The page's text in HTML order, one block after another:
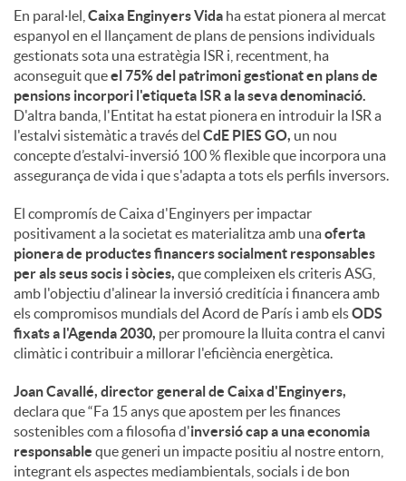
En paral·lel, Caixa Enginyers Vida ha estat pionera al mercat
espanyol en el llançament de plans de pensions individuals
gestionats sota una estratègia ISR i, recentment, ha
aconseguit queel 75% del patrimoni gestionat en plans de
pensions incorpori l'etiqueta ISR a la seva denominació.
D'altra banda, l'Entitat ha estat pionera en introduir la ISR a
l'estalvi sistemàtic a través del CdE PIES GO, un nou
concepte d’estalvi-inversió 100 % flexible que incorpora una
assegurança de vida i que s'adapta a tots els perfils inversors.
El compromís de Caixa d'Enginyers per impactar
positivament a la societat es materialitza amb unaoferta
pionera de productes financers socialment responsables
per als seus socis i sòcies, que compleixen els criteris ASG,
amb l'objectiu d'alinear la inversió creditícia i financera amb
els compromisos mundials del Acord de París i amb elsODS
fixats a l'Agenda 2030, per promoure la lluita contra el canvi
climàtic i contribuir a millorar l'eficiència energètica.
Joan Cavallé, director general de Caixa d'Enginyers,
declara que “Fa 15 anys que apostem per les finances
sostenibles com a filosofia d'inversió cap a una economia
responsable que generi un impacte positiu al nostre entorn,
integrant els aspectes mediambientals, socials i de bon